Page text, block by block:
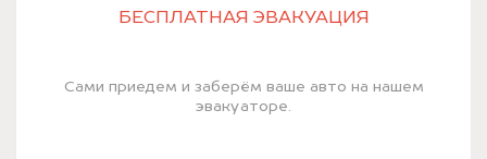
БЕСПЛАТНАЯ ЭВАКУАЦИЯ
Сами приедем и заберём ваше авто на нашем
эвакуаторе.